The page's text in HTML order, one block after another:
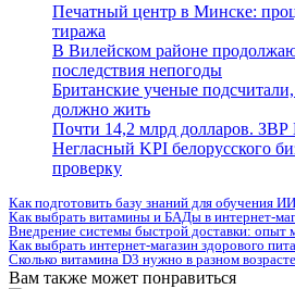
Печатный центр в Минске:
тиража
В Вилейском районе
последствия непогоды
Британские ученые
должно жить
Почти 14,2 млрд долларов. ЗВР
Негласный KPI белорусского
проверку
Как подготовить базу знаний для обучения
Как выбрать витамины и БАДы в интернет-
Внедрение системы быстрой доставки: опыт
Как выбрать интернет-магазин здорового
Сколько витамина D3 нужно в разном
Вам также может понравиться